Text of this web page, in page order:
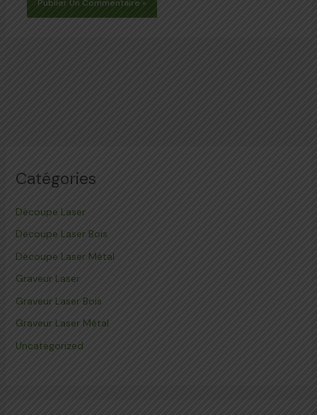
Catégories
Découpe Laser
Découpe Laser Bois
Découpe Laser Métal
Graveur Laser
Graveur Laser Bois
Graveur Laser Métal
Uncategorized